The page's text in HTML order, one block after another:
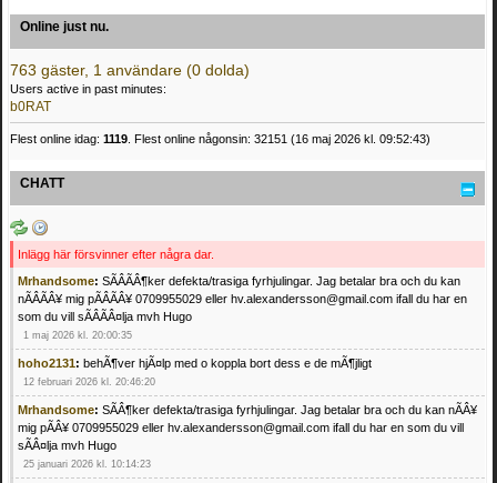
Online just nu.
763 gäster, 1 användare (0 dolda)
Users active in past minutes:
b0RAT
Flest online idag: 1119 . Flest online någonsin: 32151 (16 maj 2026 kl. 09:52:43)
CHATT
Inlägg här försvinner efter några dar.
Mrhandsome: SÃÂÃÂ¶ker defekta/trasiga fyrhjulingar. Jag betalar bra och du kan
nÃÂÃÂ¥ mig pÃÂÃÂ¥ 0709955029 eller hv.alexandersson@gmail.com ifall du har en
som du vill sÃÂÃÂ¤lja mvh Hugo
1 maj 2026 kl. 20:00:35
hoho2131: behÃ¶ver hjÃ¤lp med o koppla bort dess e de mÃ¶jligt
12 februari 2026 kl. 20:46:20
Mrhandsome: SÃÂ¶ker defekta/trasiga fyrhjulingar. Jag betalar bra och du kan nÃÂ¥
mig pÃÂ¥ 0709955029 eller hv.alexandersson@gmail.com ifall du har en som du vill
sÃÂ¤lja mvh Hugo
25 januari 2026 kl. 10:14:23